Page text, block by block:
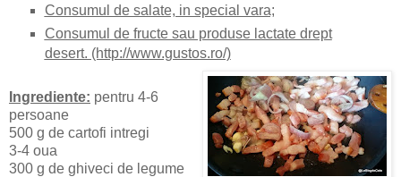
Consumul de salate, in special vara;
Consumul de fructe sau produse lactate drept
desert. (http://www.gustos.ro/)
Ingrediente: pentru 4-6
persoane
500 g de cartofi intregi
3-4 oua
300 g de ghiveci de legume